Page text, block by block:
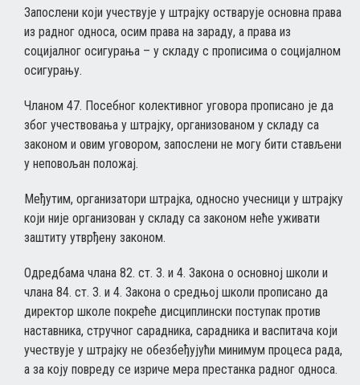
Запослени који учествује у штрајку остварује основна права
из радног односа, осим права на зараду, а права из
социјалног осигурања – у складу с прописима о социјалном
осигурању.
Чланом 47. Посебног колективног уговора прописано је да
због учествовања у штрајку, организованом у складу са
законом и овим уговором, запослени не могу бити стављени
у неповољан положај.
Међутим, организатори штрајка, односно учесници у штрајку
који није организован у складу са законом неће уживати
заштиту утврђену законом.
Одредбама члана 82. ст. 3. и 4. Закона о основној школи и
члана 84. ст. 3. и 4. Закона о средњој школи прописано да
директор школе покреће дисциплински поступак против
наставника, стручног сарадника, сарадника и васпитача који
учествује у штрајку не обезбеђујући минимум процеса рада,
а за коју повреду се изриче мера престанка радног односа.